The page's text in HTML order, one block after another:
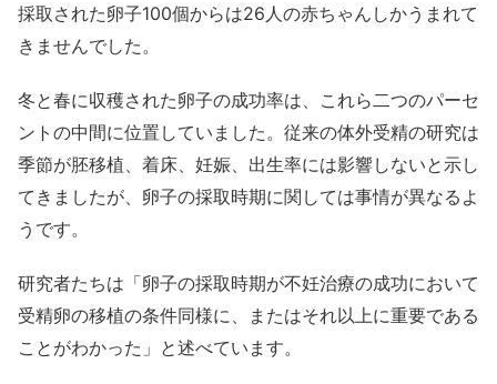
採取された卵子100個からは26人の赤ちゃんしかうまれて
きませんでした。
冬と春に収穫された卵子の成功率は、これら二つのパーセ
ントの中間に位置していました。従来の体外受精の研究は
季節が胚移植、着床、妊娠、出生率には影響しないと示し
てきましたが、卵子の採取時期に関しては事情が異なるよ
うです。
研究者たちは「卵子の採取時期が不妊治療の成功において
受精卵の移植の条件同様に、またはそれ以上に重要である
ことがわかった」と述べています。